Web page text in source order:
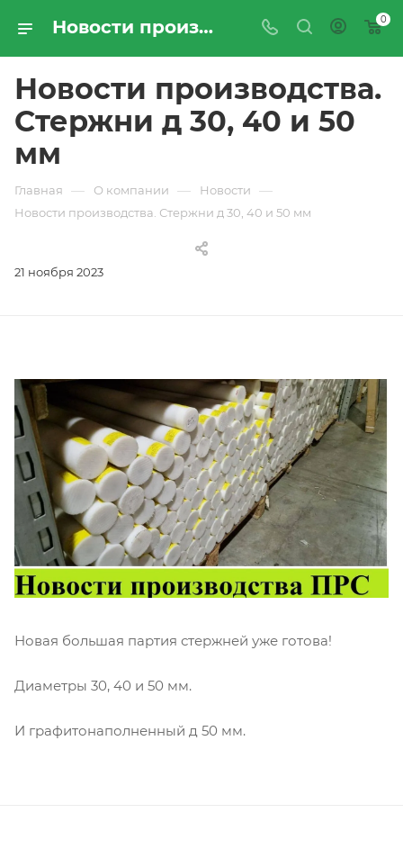
Новости производства. Стержни д 30, 40 и 50 мм | Новости компании «ПРОМРЕСУРССЕРВИС» 0
Новости производства.
Стержни д 30, 40 и 50
мм
Главная — О компании — Новости —
Новости производства. Стержни д 30, 40 и 50 мм
21 ноября 2023
Новая большая партия стержней уже готова!
Диаметры 30, 40 и 50 мм.
И графитонаполненный д 50 мм.